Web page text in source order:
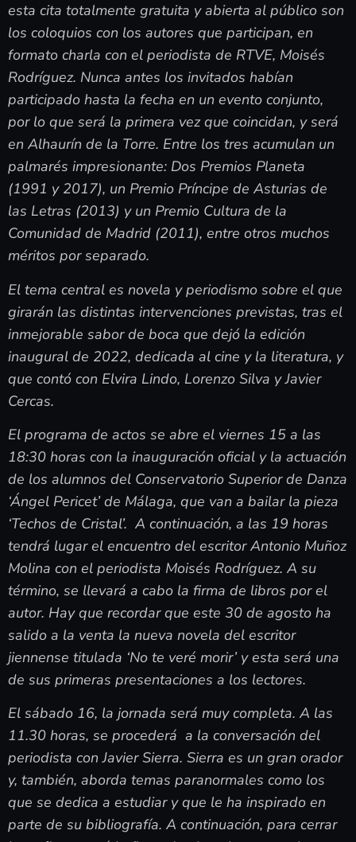
esta cita totalmente gratuita y abierta al público son
los coloquios con los autores que participan, en
formato charla con el periodista de RTVE, Moisés
Rodríguez. Nunca antes los invitados habían
participado hasta la fecha en un evento conjunto,
por lo que será la primera vez que coincidan, y será
en Alhaurín de la Torre. Entre los tres acumulan un
palmarés impresionante: Dos Premios Planeta
(1991 y 2017), un Premio Príncipe de Asturias de
las Letras (2013) y un Premio Cultura de la
Comunidad de Madrid (2011), entre otros muchos
méritos por separado.
El tema central es novela y periodismo sobre el que
girarán las distintas intervenciones previstas, tras el
inmejorable sabor de boca que dejó la edición
inaugural de 2022, dedicada al cine y la literatura, y
que contó con Elvira Lindo, Lorenzo Silva y Javier
Cercas.
El programa de actos se abre el viernes 15 a las
18:30 horas con la inauguración oficial y la actuación
de los alumnos del Conservatorio Superior de Danza
‘Ángel Pericet’ de Málaga, que van a bailar la pieza
‘Techos de Cristal’. A continuación, a las 19 horas
tendrá lugar el encuentro del escritor Antonio Muñoz
Molina con el periodista Moisés Rodríguez. A su
término, se llevará a cabo la firma de libros por el
autor. Hay que recordar que este 30 de agosto ha
salido a la venta la nueva novela del escritor
jiennense titulada ‘No te veré morir’ y esta será una
de sus primeras presentaciones a los lectores.
El sábado 16, la jornada será muy completa. A las
11.30 horas, se procederá a la conversación del
periodista con Javier Sierra. Sierra es un gran orador
y, también, aborda temas paranormales como los
que se dedica a estudiar y que le ha inspirado en
parte de su bibliografía. A continuación, para cerrar